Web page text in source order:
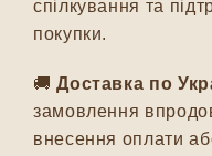
спілкування та
покупки.
🚚Доставка по
замовлення
внесення оплати